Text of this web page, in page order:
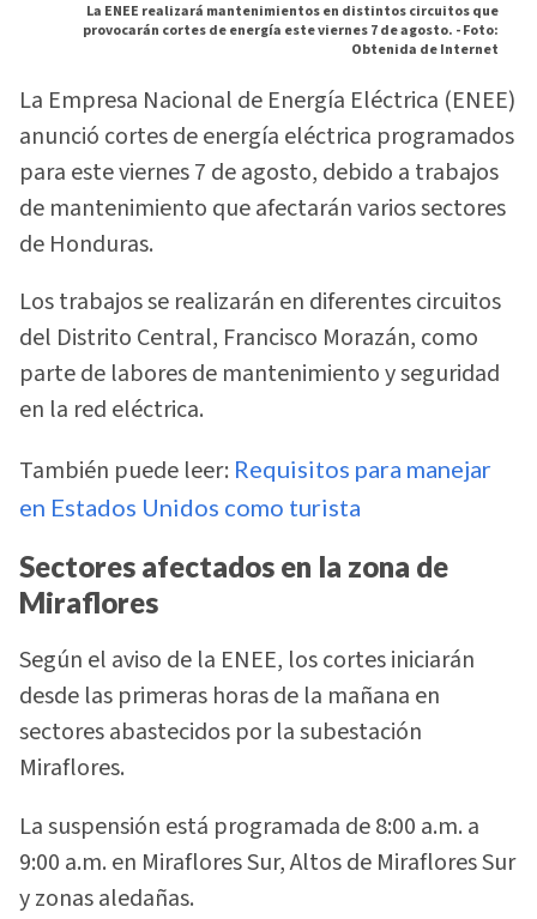
La ENEE realizará mantenimientos en distintos circuitos que
provocarán cortes de energía este viernes 7 de agosto. -Foto:
Obtenida de Internet
La Empresa Nacional de Energía Eléctrica (ENEE)
anunció cortes de energía eléctrica programados
para este viernes 7 de agosto, debido a trabajos
de mantenimiento que afectarán varios sectores
de Honduras.
Los trabajos se realizarán en diferentes circuitos
del Distrito Central, Francisco Morazán, como
parte de labores de mantenimiento y seguridad
en la red eléctrica.
También puede leer: Requisitos para manejar
en Estados Unidos como turista
Sectores afectados en la zona de
Miraflores
Según el aviso de la ENEE, los cortes iniciarán
desde las primeras horas de la mañana en
sectores abastecidos por la subestación
Miraflores.
La suspensión está programada de 8:00 a.m. a
9:00 a.m. en Miraflores Sur, Altos de Miraflores Sur
y zonas aledañas.